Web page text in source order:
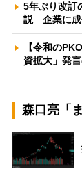
5年ぶり改訂
説 企業に成
【令和の
資拡大」発
森口亮「